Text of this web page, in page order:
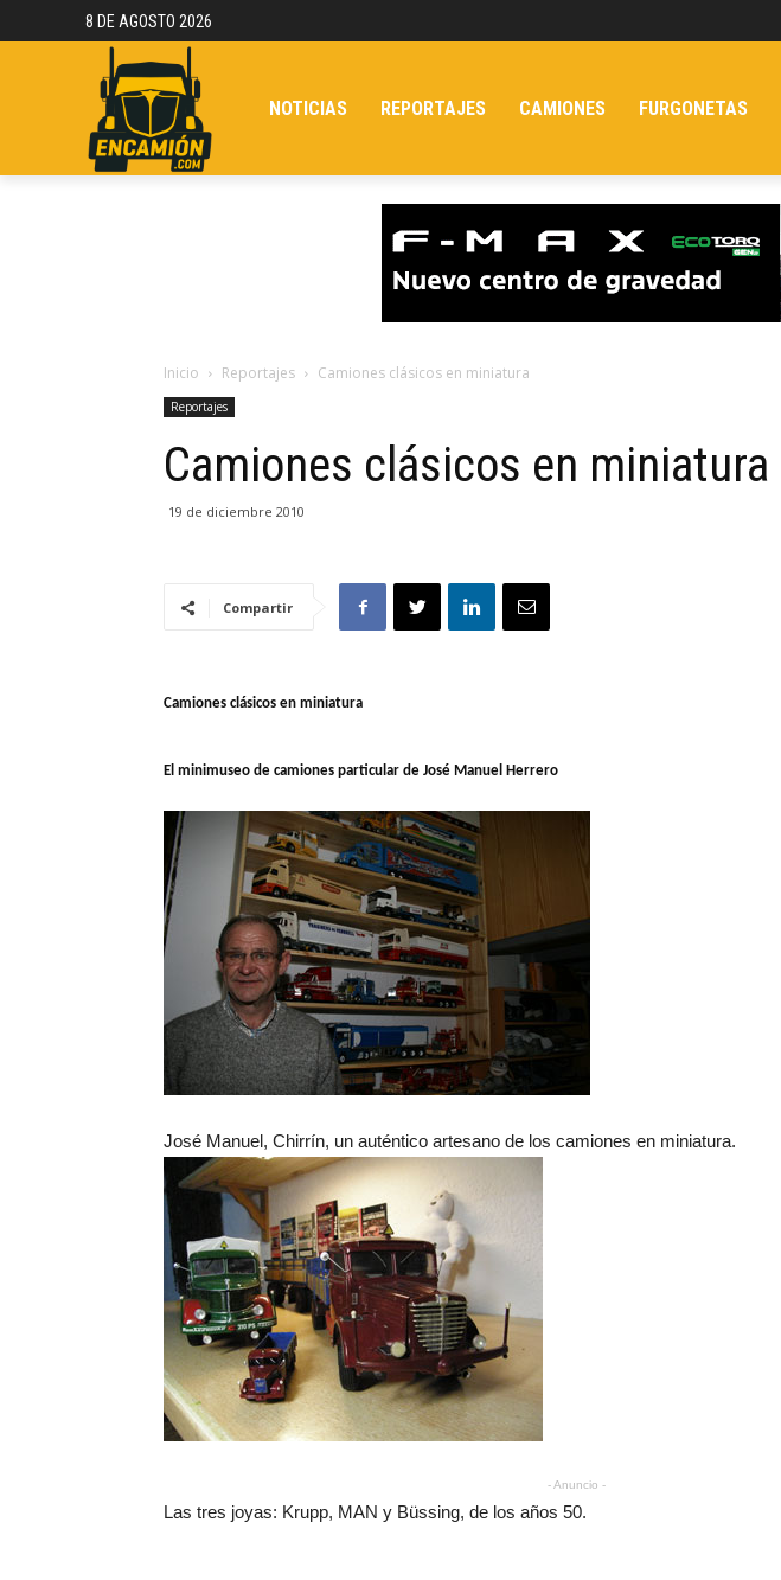
8 DE AGOSTO 2026
NOTICIAS REPORTAJES CAMIONES FURGONETAS
Inicio Reportajes Camiones clásicos en miniatura
Reportajes
Camiones clásicos en miniatura
19 de diciembre 2010
Compartir
Camiones clásicos en miniatura
El minimuseo de camiones particular de José Manuel Herrero
José Manuel, Chirrín, un auténtico artesano de los camiones en miniatura.
- Anuncio -
Las tres joyas: Krupp, MAN y Büssing, de los años 50.